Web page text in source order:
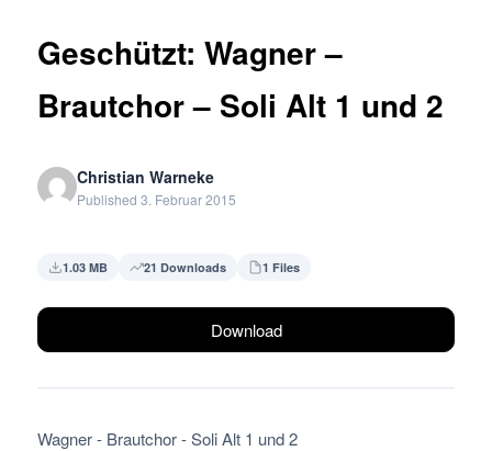
Geschützt: Wagner –
Brautchor – Soli Alt 1 und 2
Christian Warneke
Published 3. Februar 2015
1.03 MB 21 Downloads 1 Files
Download
Wagner - Brautchor - Soli Alt 1 und 2